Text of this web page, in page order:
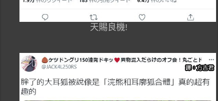
天賜良機!